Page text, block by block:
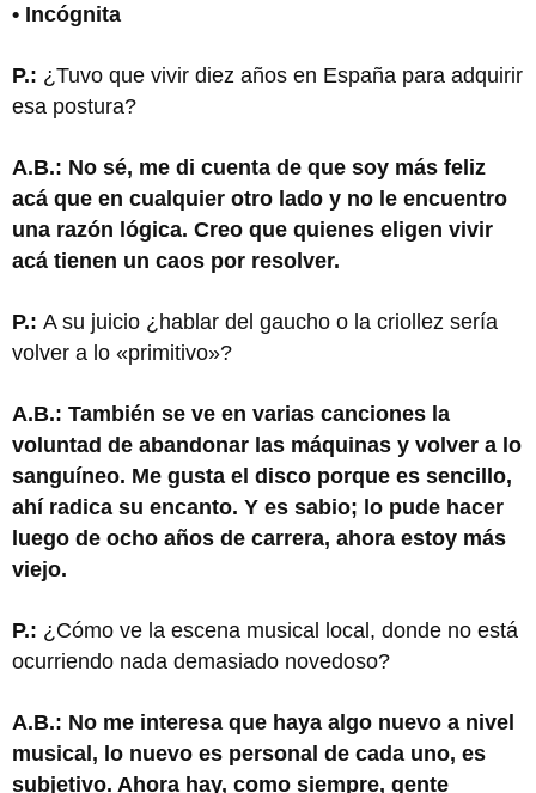
• Incógnita
P.: ¿Tuvo que vivir diez años en España para adquirir
esa postura?
A.B.: No sé, me di cuenta de que soy más feliz
acá que en cualquier otro lado y no le encuentro
una razón lógica. Creo que quienes eligen vivir
acá tienen un caos por resolver.
P.: A su juicio ¿hablar del gaucho o la criollez sería
volver a lo «primitivo»?
A.B.: También se ve en varias canciones la
voluntad de abandonar las máquinas y volver a lo
sanguíneo. Me gusta el disco porque es sencillo,
ahí radica su encanto. Y es sabio; lo pude hacer
luego de ocho años de carrera, ahora estoy más
viejo.
P.: ¿Cómo ve la escena musical local, donde no está
ocurriendo nada demasiado novedoso?
A.B.: No me interesa que haya algo nuevo a nivel
musical, lo nuevo es personal de cada uno, es
subjetivo. Ahora hay, como siempre, gente